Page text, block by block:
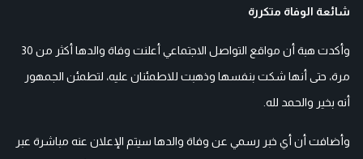
شائعة الوفاة متكررة
وأكدت هبة أن مواقع التواصل الاجتماعي أعلنت وفاة والدها أكثر من 30
مرة، حتى أنها شكت بنفسها وذهبت للاطمئنان عليه، لتطمئن الجمهور
أنه بخير والحمد لله.
وأضافت أن أي خبر رسمي عن وفاة والدها سيتم الإعلان عنه مباشرة عبر